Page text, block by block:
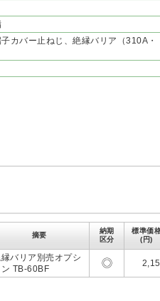
カバー止ねじ、絶縁バリア（310A・
摘要
納期
区分
標準価
(円)
バリア別売オプシ
ン TB-60BF